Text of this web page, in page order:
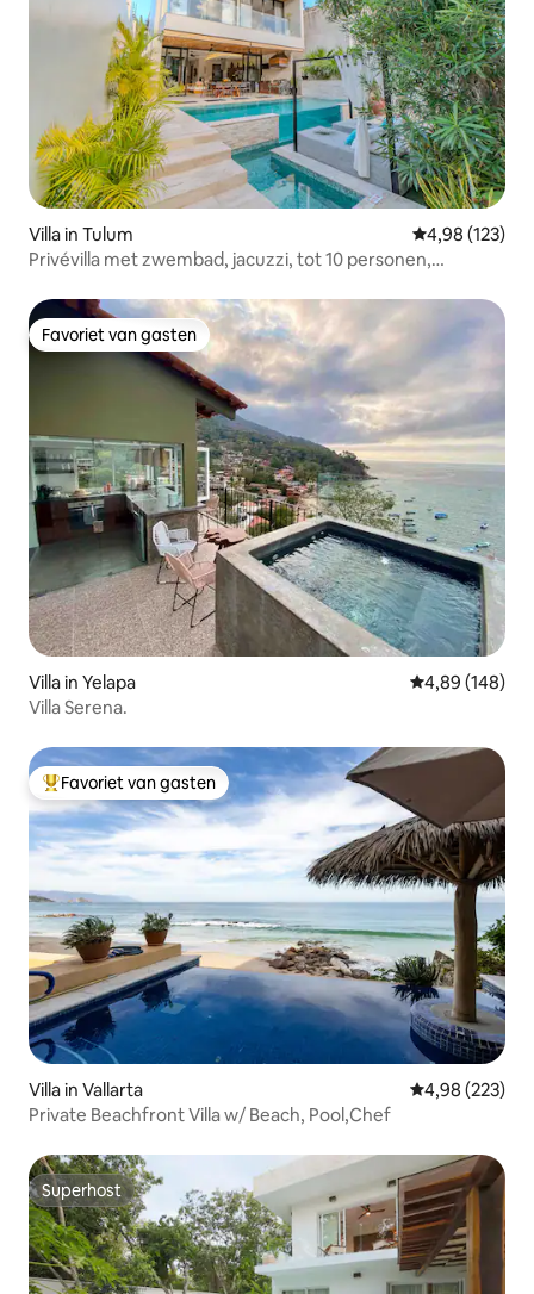
Villa in Tulum Gemiddelde
4,98 (123)
Privévilla met zwembad, jacuzzi, tot 10 personen,
Favoriet van gasten
Favoriet van gasten
Villa in Yelapa Gemiddelde
4,89 (148)
Villa Serena.
Topfavoriet van gasten
Favoriet van gasten
Villa in Vallarta Gemiddelde
4,98 (223)
Private Beachfront Villa w/ Beach, Pool,Chef
Superhost
Superhost